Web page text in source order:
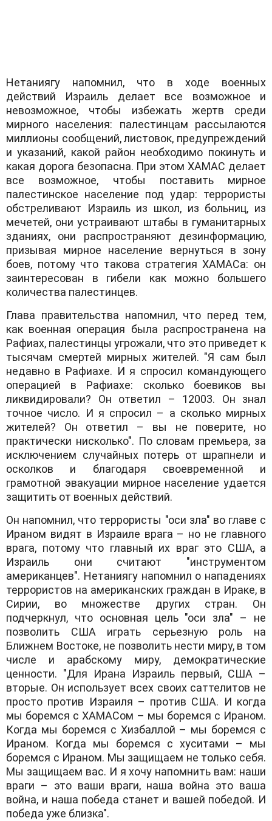
Нетаниягу напомнил, что в ходе военных
действий Израиль делает все возможное и
невозможное, чтобы избежать жертв среди
мирного населения: палестинцам рассылаются
миллионы сообщений, листовок, предупреждений
и указаний, какой район необходимо покинуть и
какая дорога безопасна. При этом ХАМАС делает
все возможное, чтобы поставить мирное
палестинское население под удар: террористы
обстреливают Израиль из школ, из больниц, из
мечетей, они устраивают штабы в гуманитарных
зданиях, они распространяют дезинформацию,
призывая мирное население вернуться в зону
боев, потому что такова стратегия ХАМАСа: он
заинтересован в гибели как можно большего
количества палестинцев.
Глава правительства напомнил, что перед тем,
как военная операция была распространена на
Рафиах, палестинцы угрожали, что это приведет к
тысячам смертей мирных жителей. "Я сам был
недавно в Рафиахе. И я спросил командующего
операцией в Рафиахе: сколько боевиков вы
ликвидировали? Он ответил – 12003. Он знал
точное число. И я спросил – а сколько мирных
жителей? Он ответил – вы не поверите, но
практически нисколько". По словам премьера, за
исключением случайных потерь от шрапнели и
осколков и благодаря своевременной и
грамотной эвакуации мирное население удается
защитить от военных действий.
Он напомнил, что террористы "оси зла" во главе с
Ираном видят в Израиле врага – но не главного
врага, потому что главный их враг это США, а
Израиль они считают "инструментом
американцев". Нетаниягу напомнил о нападениях
террористов на американских граждан в Ираке, в
Сирии, во множестве других стран. Он
подчеркнул, что основная цель "оси зла" – не
позволить США играть серьезную роль на
Ближнем Востоке, не позволить нести миру, в том
числе и арабскому миру, демократические
ценности. "Для Ирана Израиль первый, США –
вторые. Он использует всех своих саттелитов не
просто против Израиля – против США. И когда
мы боремся с ХАМАСом – мы боремся с Ираном.
Когда мы боремся с Хизбаллой – мы боремся с
Ираном. Когда мы боремся с хуситами – мы
боремся с Ираном. Мы защищаем не только себя.
Мы защищаем вас. И я хочу напомнить вам: наши
враги – это ваши враги, наша война это ваша
война, и наша победа станет и вашей победой. И
победа уже близка".